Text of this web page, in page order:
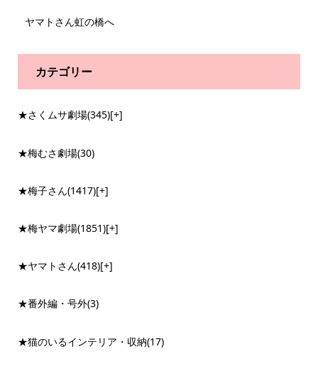
ヤマトさん虹の橋へ
カテゴリー
★さくムサ劇場(345)[+]
★梅むさ劇場(30)
★梅子さん(1417)[+]
★梅ヤマ劇場(1851)[+]
★ヤマトさん(418)[+]
★番外編・号外(3)
★猫のいるインテリア・収納(17)